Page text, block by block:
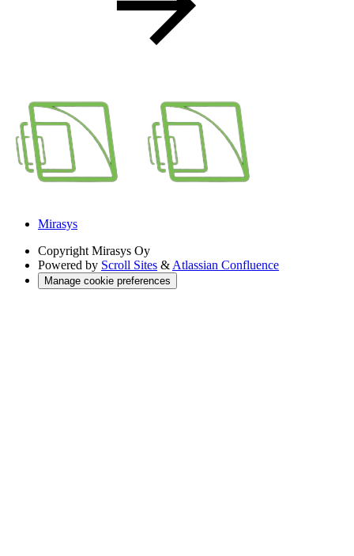
Mirasys
Copyright Mirasys Oy
Powered by Scroll Sites & Atlassian Confluence
Manage cookie preferences